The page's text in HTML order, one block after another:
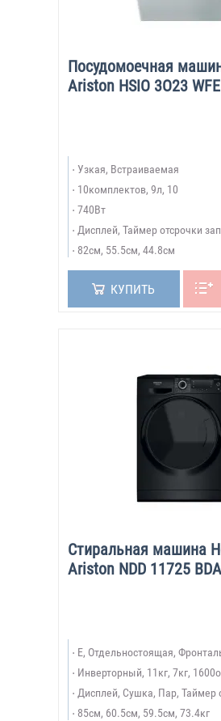
Посудомоечная
Ariston HSIO 3O23
Узкая, Встраиваемая
10комплектов, 9л, 10
740Вт
Дисплей, Таймер отсрочки
82см, 55.5см, 44.8см
КУПИТЬ
Стиральная машина
Ariston NDD 11725
Е, Отдельностоящая,
Инверторный, 11кг, 7кг,
Дисплей, Сушка, Пар, Таймер
85см, 60.5см, 59.5см, 73.4кг